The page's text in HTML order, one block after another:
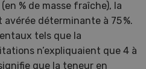
% de masse fraîche), la
déterminante à 75 %.
tels que la
n’expliquaient que 4 à
que la teneur en